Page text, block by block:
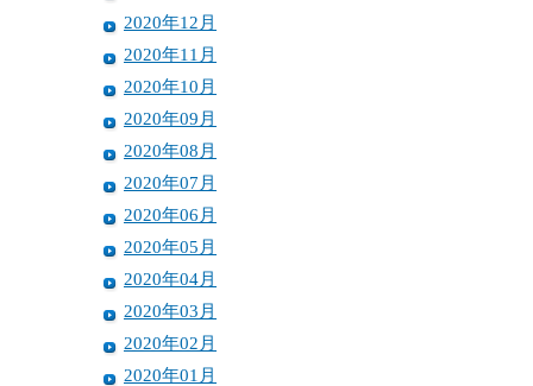
2020年12月
2020年11月
2020年10月
2020年09月
2020年08月
2020年07月
2020年06月
2020年05月
2020年04月
2020年03月
2020年02月
2020年01月